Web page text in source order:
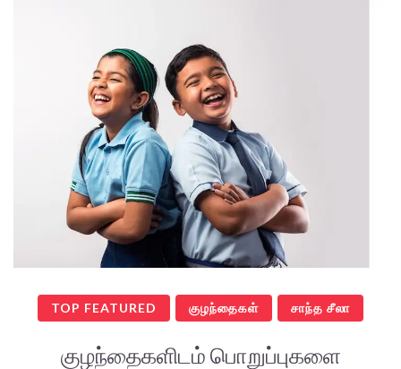
TOP FEATURED குழந்தைகள் சாந்த சீலா
குழந்தைகளிடம் பொறுப்புகளை